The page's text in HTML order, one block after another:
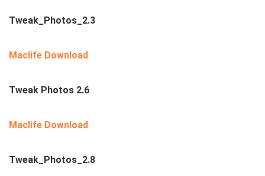
Tweak_Photos_2.3
Maclife Download
Tweak Photos 2.6
Maclife Download
Tweak_Photos_2.8